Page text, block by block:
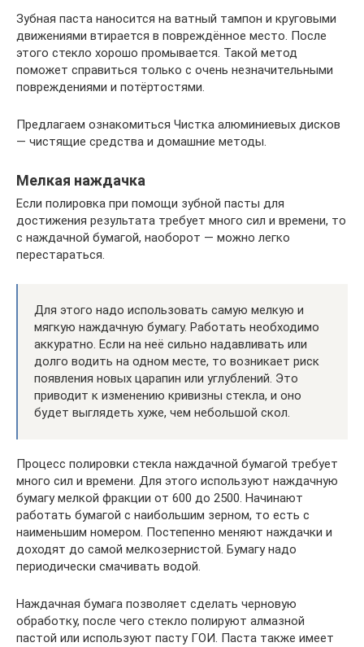
Зубная паста наносится на ватный тампон и круговыми
движениями втирается в повреждённое место. После
этого стекло хорошо промывается. Такой метод
поможет справиться только с очень незначительными
повреждениями и потёртостями.
Предлагаем ознакомиться Чистка алюминиевых дисков
— чистящие средства и домашние методы.
Мелкая наждачка
Если полировка при помощи зубной пасты для
достижения результата требует много сил и времени, то
с наждачной бумагой, наоборот — можно легко
перестараться.
Для этого надо использовать самую мелкую и
мягкую наждачную бумагу. Работать необходимо
аккуратно. Если на неё сильно надавливать или
долго водить на одном месте, то возникает риск
появления новых царапин или углублений. Это
приводит к изменению кривизны стекла, и оно
будет выглядеть хуже, чем небольшой скол.
Процесс полировки стекла наждачной бумагой требует
много сил и времени. Для этого используют наждачную
бумагу мелкой фракции от 600 до 2500. Начинают
работать бумагой с наибольшим зерном, то есть с
наименьшим номером. Постепенно меняют наждачки и
доходят до самой мелкозернистой. Бумагу надо
периодически смачивать водой.
Наждачная бумага позволяет сделать черновую
обработку, после чего стекло полируют алмазной
пастой или используют пасту ГОИ. Паста также имеет